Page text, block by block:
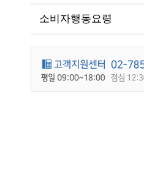
소비자행동요령